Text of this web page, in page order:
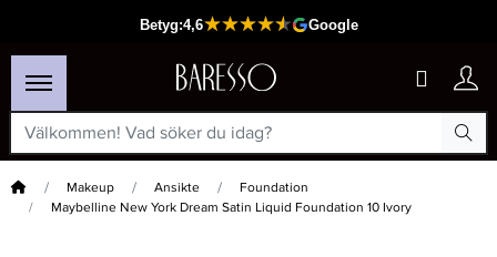
Hem Makeup Ansikte
Foundation
Maybelline New York Dream Satin Liquid Foundation 10 Ivory